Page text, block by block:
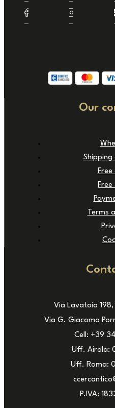
Our
Shipping
Free
Terms
Via Lavatoio
Via G. Giacomo
Cell: +39
Uff. Airola:
Uff. Roma:
P.IVA: